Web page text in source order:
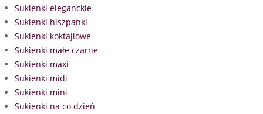
Sukienki eleganckie
Sukienki hiszpanki
Sukienki koktajlowe
Sukienki małe czarne
Sukienki maxi
Sukienki midi
Sukienki mini
Sukienki na co dzień